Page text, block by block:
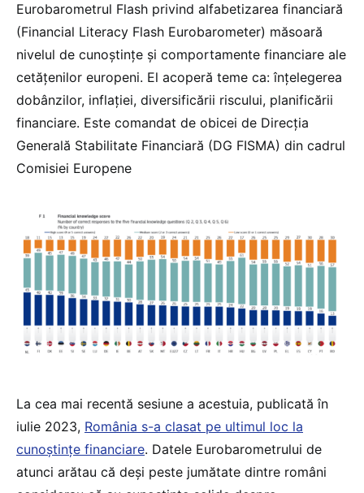
Eurobarometrul Flash privind alfabetizarea financiară
(Financial Literacy Flash Eurobarometer) măsoară
nivelul de cunoștințe și comportamente financiare ale
cetățenilor europeni. El acoperă teme ca: înțelegerea
dobânzilor, inflației, diversificării riscului, planificării
financiare. Este comandat de obicei de Direcția
Generală Stabilitate Financiară (DG FISMA) din cadrul
Comisiei Europene
La cea mai recentă sesiune a acestuia, publicată în
iulie 2023, România s-a clasat pe ultimul loc la
cunoștințe financiare. Datele Eurobarometrului de
atunci arătau că deși peste jumătate dintre români